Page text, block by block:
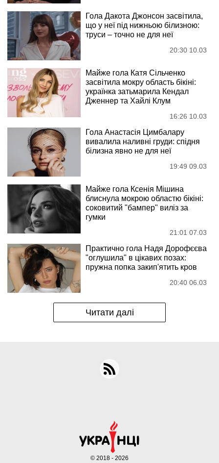
Гола Дакота Джонсон засвітила,
що у неї під нижньою білизною:
труси – точно не для неї
20:30 10.03
Майже гола Катя Сільченко
засвітила мокру область бікіні:
українка затьмарила Кендал
Дженнер та Хайлі Клум
16:26 10.03
Гола Анастасія Цимбалару
вивалила наливні груди: спідня
білизна явно не для неї
19:49 09.03
Майже гола Ксенія Мішина
блиснула мокрою областю бікіні:
соковитий "бампер" виліз за
гумки
21:01 07.03
Практично гола Надя Дорофєєва
"оглушила" в цікавих позах:
пружна попка закип'ятить кров
20:40 06.03
Читати далі
© 2018 - 2026